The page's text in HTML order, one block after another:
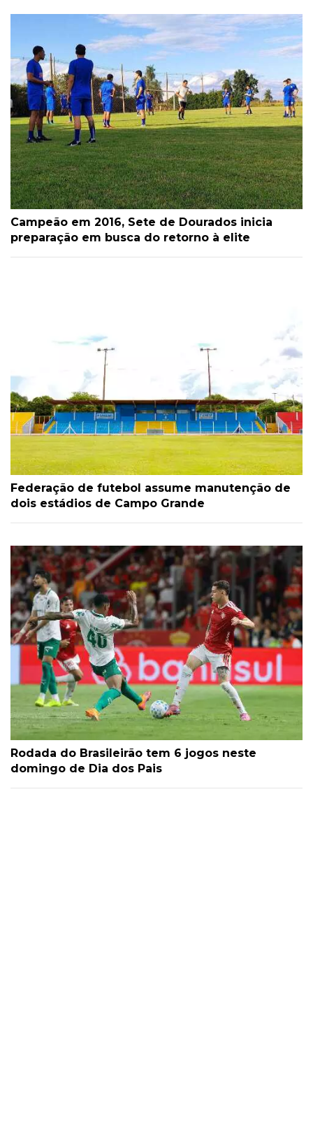
Campeão em 2016, Sete de Dourados inicia
preparação em busca do retorno à elite
Federação de futebol assume manutenção de
dois estádios de Campo Grande
Rodada do Brasileirão tem 6 jogos neste
domingo de Dia dos Pais